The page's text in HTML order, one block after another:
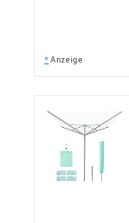
* Anzeige